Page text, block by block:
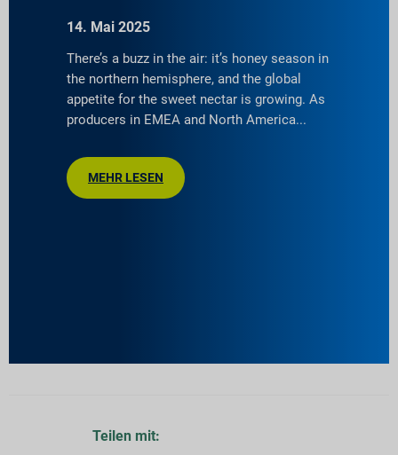
14. Mai 2025
There’s a buzz in the air: it’s honey season in
the northern hemisphere, and the global
appetite for the sweet nectar is growing. As
producers in EMEA and North America
MEHR LESEN
Teilen mit: